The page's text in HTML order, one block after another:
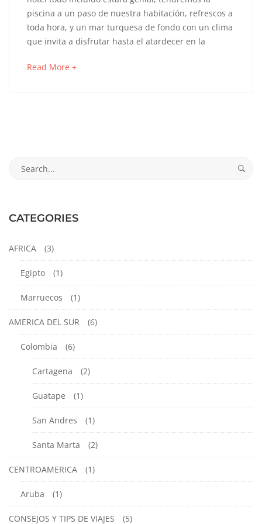
CONSEJOS
PARA
VIAJAR
RIVIERA
2024
2017-
05-
09T22:23:00-
05:00
TIPS
DE
VIAJES
piscina a un paso de nuestra habitación, refrescos a
toda hora, y un mar turquesa de fondo con un clima
que invita a disfrutar hasta el atardecer en la
Read More +about
CATEGORIES
AFRICA (3)
Egipto (1)
Marruecos (1)
AMERICA DEL SUR (6)
Colombia (6)
Cartagena (2)
Guatape (1)
San Andres (1)
Santa Marta (2)
CENTROAMERICA (1)
Aruba (1)
CONSEJOS Y TIPS DE VIAJES (5)